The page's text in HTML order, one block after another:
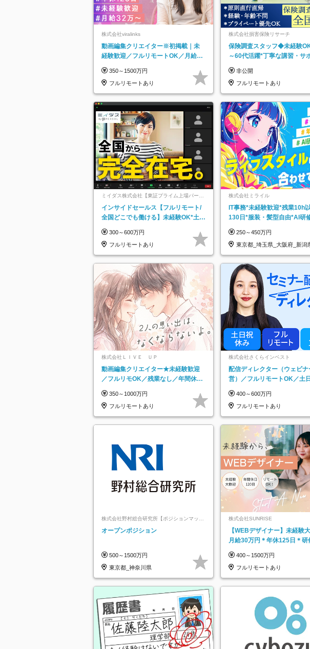
株式会社viralinks
動画編集クリエイター※初掲載｜未
経験歓迎／フルリモートOK／月給32
350～1500万円
フルリモートあり
株式会社損害保険リサーチ
保険調査スタッフ◆未経験
～60代活躍*丁寧な講習・サ
託
非公開
フルリモートあり
ミイダス株式会社【東証プライム上場パーソ
インサイドセールス【フルリモート/
全国どこでも働ける】未経験OK*土日
300～600万円
フルリモートあり
株式会社ミライル
IT事務*未経験歓迎*残業10h
130日*服装・髪型自由*AI研
250～450万円
東京都_埼玉県_大阪府_新潟
県
株式会社ＬＩＶＥ ＵＰ
動画編集クリエイター★未経験歓迎
／フルリモOK／残業なし／年間休日
実で安心
350～1000万円
フルリモートあり
株式会社さくらインベスト
配信ディレクター（ウェビナ
営）／フルリモートOK／土
400～600万円
フルリモートあり
株式会社野村総合研究所【ポジションマッチ
オープンポジション
500～1500万円
東京都_神奈川県
株式会社SUNRISE
【WEBデザイナー】未経験
月給30万円＊年休125日＊研
400～1500万円
フルリモートあり